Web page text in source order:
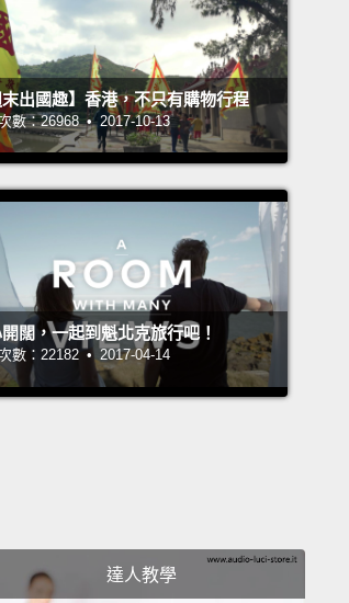
定的形狀。我絕對必拍的主題之一
大粉絲，而那通常是我著手的第一
，我大致上就算開始著手進行了，
一張照片的靈感。
of the U.S. Capitol building
after a slight rain. Got the
there in their solar paneling,
for the day. It was a very wet
I found were able to be
puddles on the road or on the
of the glass of the building
在路上或街上的水坑倒影內被捕
璃的閃爍微光中捕捉。
出國趣】香港，不只有購物行程
數：26968 • 2017-10-13
闊，一起到魁北克旅行吧！
數：22182 • 2017-04-14
達人教學